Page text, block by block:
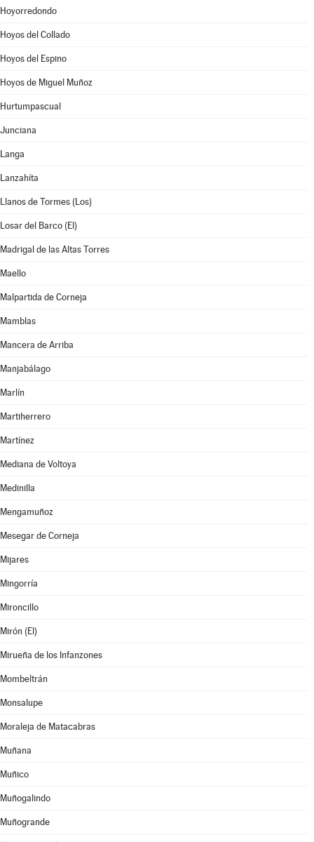
Hoyorredondo
Hoyos del Collado
Hoyos del Espino
Hoyos de Miguel Muñoz
Hurtumpascual
Junciana
Langa
Lanzahíta
Llanos de Tormes (Los)
Losar del Barco (El)
Madrigal de las Altas Torres
Maello
Malpartida de Corneja
Mamblas
Mancera de Arriba
Manjabálago
Marlín
Martiherrero
Martínez
Mediana de Voltoya
Medinilla
Mengamuñoz
Mesegar de Corneja
Mijares
Mingorría
Mironcillo
Mirón (El)
Mirueña de los Infanzones
Mombeltrán
Monsalupe
Moraleja de Matacabras
Muñana
Muñico
Muñogalindo
Muñogrande